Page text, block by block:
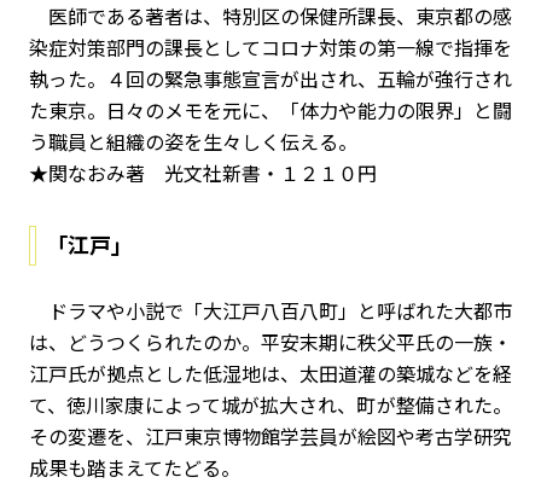
医師である著者は、特別区の保健所課長、東京都の感
染症対策部門の課長としてコロナ対策の第一線で指揮を
執った。４回の緊急事態宣言が出され、五輪が強行され
た東京。日々のメモを元に、「体力や能力の限界」と闘
う職員と組織の姿を生々しく伝える。
★関なおみ著 光文社新書・１２１０円
「江戸」
ドラマや小説で「大江戸八百八町」と呼ばれた大都市
は、どうつくられたのか。平安末期に秩父平氏の一族・
江戸氏が拠点とした低湿地は、太田道灌の築城などを経
て、徳川家康によって城が拡大され、町が整備された。
その変遷を、江戸東京博物館学芸員が絵図や考古学研究
成果も踏まえてたどる。